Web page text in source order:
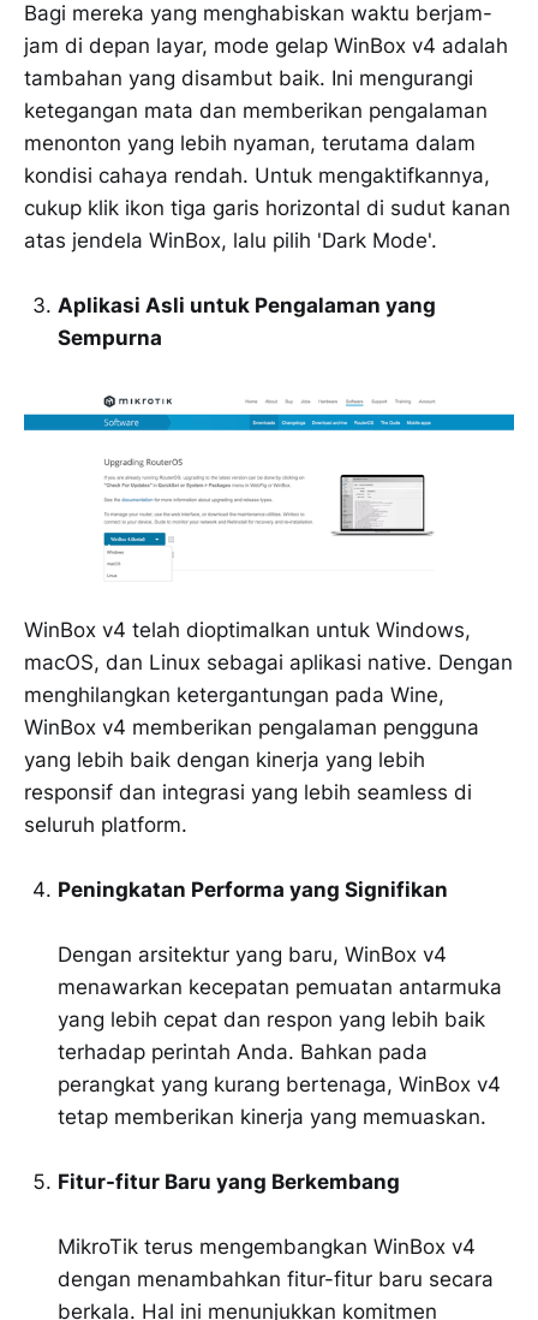
Bagi mereka yang menghabiskan waktu berjam-
jam di depan layar, mode gelap WinBox v4 adalah
tambahan yang disambut baik. Ini mengurangi
ketegangan mata dan memberikan pengalaman
menonton yang lebih nyaman, terutama dalam
kondisi cahaya rendah. Untuk mengaktifkannya,
cukup klik ikon tiga garis horizontal di sudut kanan
atas jendela WinBox, lalu pilih 'Dark Mode'.
Aplikasi Asli untuk Pengalaman yang
Sempurna
WinBox v4 telah dioptimalkan untuk Windows,
macOS, dan Linux sebagai aplikasi native. Dengan
menghilangkan ketergantungan pada Wine,
WinBox v4 memberikan pengalaman pengguna
yang lebih baik dengan kinerja yang lebih
responsif dan integrasi yang lebih seamless di
seluruh platform.
Peningkatan Performa yang Signifikan
Dengan arsitektur yang baru, WinBox v4
menawarkan kecepatan pemuatan antarmuka
yang lebih cepat dan respon yang lebih baik
terhadap perintah Anda. Bahkan pada
perangkat yang kurang bertenaga, WinBox v4
tetap memberikan kinerja yang memuaskan.
Fitur-fitur Baru yang Berkembang
MikroTik terus mengembangkan WinBox v4
dengan menambahkan fitur-fitur baru secara
berkala. Hal ini menunjukkan komitmen